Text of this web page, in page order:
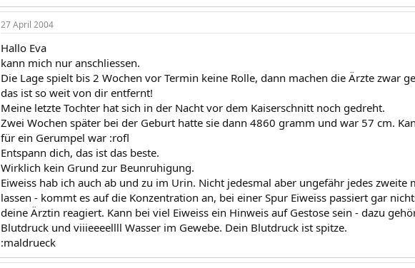
27 April 2004
Hallo Eva
kann mich nur anschliessen.
Die Lage spielt bis 2 Wochen vor Termin keine Rolle, dann machen die Ärzte zwar
das ist so weit von dir entfernt!
Meine letzte Tochter hat sich in der Nacht vor dem Kaiserschnitt noch gedreht.
Zwei Wochen später bei der Geburt hatte sie dann 4860 gramm und war 57 cm.
für ein Gerumpel war :rofl
Entspann dich, das ist das beste.
Wirklich kein Grund zur Beunruhigung.
Eiweiss hab ich auch ab und zu im Urin. Nicht jedesmal aber ungefähr jedes zweite
lassen - kommt es auf die Konzentration an, bei einer Spur Eiweiss passiert gar
deine Ärztin reagiert. Kann bei viel Eiweiss ein Hinweis auf Gestose sein - dazu
Blutdruck und viiieeeellll Wasser im Gewebe. Dein Blutdruck ist spitze.
:maldrueck